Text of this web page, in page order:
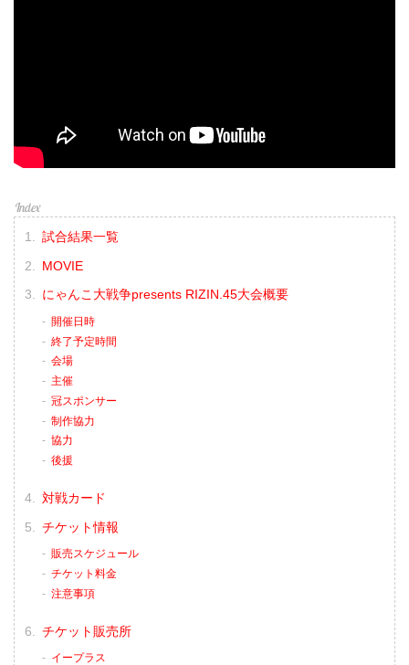
試合結果一覧
MOVIE
にゃんこ大戦争presents RIZIN.45大会概要
開催日時
終了予定時間
会場
主催
冠スポンサー
制作協力
協力
後援
対戦カード
チケット情報
販売スケジュール
チケット料金
注意事項
チケット販売所
イープラス